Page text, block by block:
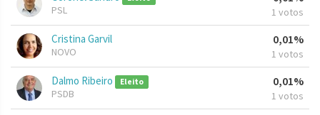
PSL 1 votos
Cristina Garvil
NOVO
0,01%
1 votos
Dalmo Ribeiro Eleito
PSDB
0,01%
1 votos